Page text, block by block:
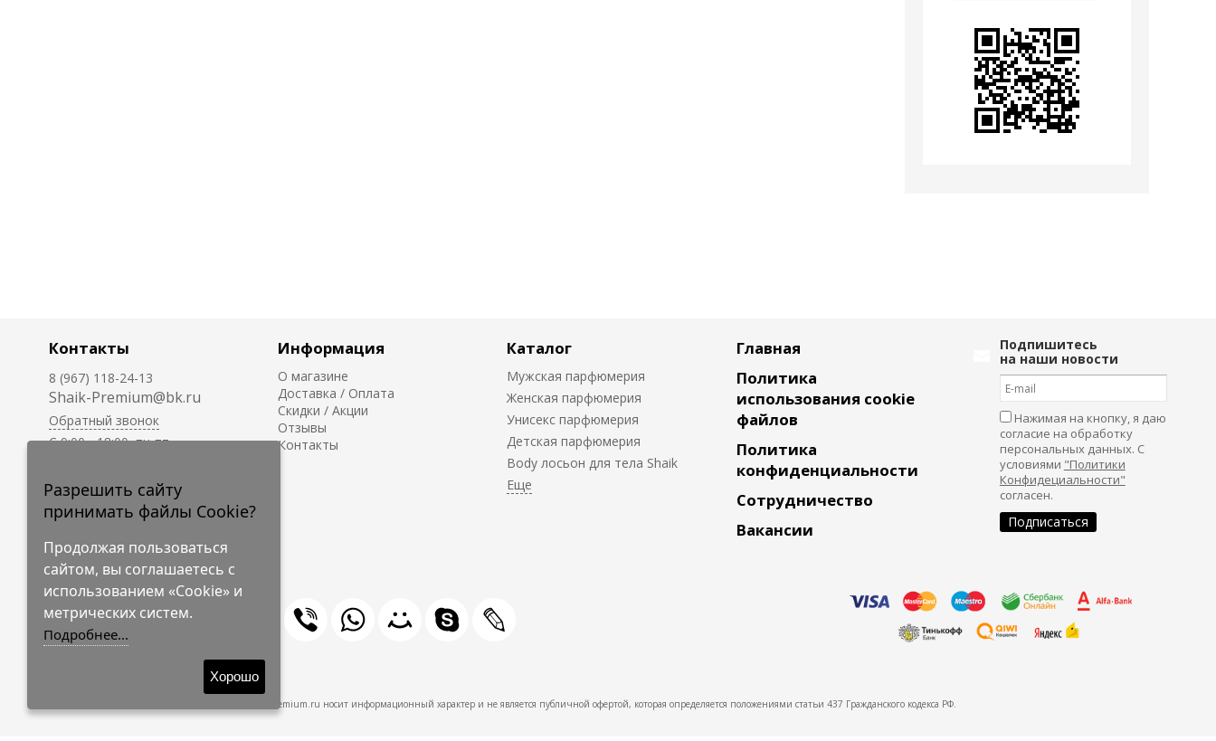
Контакты
8 (967) 118-24-13
Shaik-Premium@bk.ru
Обратный звонок
C 9:00 - 18:00, пн-пт
круглосуточно.
Информация
О магазине
Доставка / Оплата
Скидки / Акции
Отзывы
Контакты
Каталог
Мужская парфюмерия
Женская парфюмерия
Унисекс парфюмерия
Детская парфюмерия
Body лосьон для тела Shaik
Главная
Политика
использования cookie
файлов
Политика
конфиденциальности
Сотрудничество
Вакансии
Подпишитесь
на наши новости
Нажимая на кнопку, я даю
согласие на обработку
персональных данных. С
условиями "Политики
Конфидециальности"
согласен.
© 2009-2026 Shaik-Premium
Shaik-Premium.ru носит информационный характер и не является публичной офертой, которая определяется положениями статьи 437 Гражданского кодекса РФ.
Разрешить сайту
принимать файлы Cookie?
Продолжая пользоваться
сайтом, вы соглашаетесь с
использованием «Cookie» и
метрических систем.
Подробнее...
Хорошо